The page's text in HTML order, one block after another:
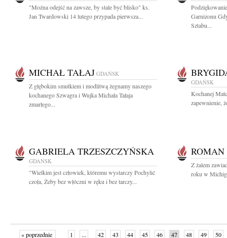
"Można odejść na zawsze, by stale być blisko" ks.
Jan Twardowski 14 lutego przypada pierwsza...
Garnizonu
Sztabu...
MICHAŁ TAŁAJ GDAŃSK
Z głębokim smutkiem i modlitwą żegnamy naszego
kochanego Szwagra i Wujka Michała Tałaja
zmarłego...
GDAŃSK
Kochanej
zapewnienie,
GABRIELA TRZESZCZYŃSKA
GDAŃSK
"Wielkim jest człowiek, któremu wystarczy Pochylić
czoła, Żeby bez włóczni w ręku i bez tarczy...
Z żalem
roku w
« poprzednie 1 ... 42 43 44 45 46 47 48 49 50